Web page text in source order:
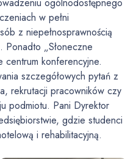
w pełni
z niepełnosprawnością
Ponadto „Słoneczne
konferencyjne.
szczegółowych pytań z
rekrutacji pracowników czy
podmiotu. Pani Dyrektor
gdzie studenci
i rehabilitacyjną.